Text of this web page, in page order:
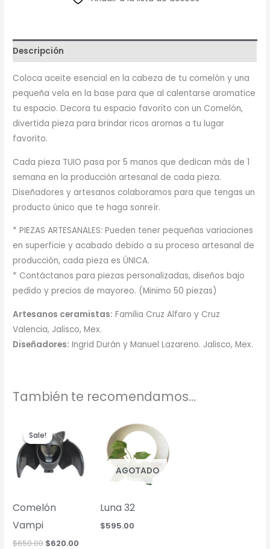
Descripción
Coloca aceite esencial en la cabeza de tu comelón y una
pequeña vela en la base para que al calentarse aromatice
tu espacio. Decora tu espacio favorito con un Comelón,
divertida pieza para brindar ricos aromas a tu lugar
favorito.
Cada pieza TUIO pasa por 5 manos que dedican más de 1
semana en la producción artesanal de cada pieza.
Diseñadores y artesanos colaboramos para que tengas un
producto único que te haga sonreír.
* PIEZAS ARTESANALES: Pueden tener pequeñas variaciones
en superficie y acabado debido a su proceso artesanal de
producción, cada pieza es ÚNICA.
* Contáctanos para piezas personalizadas, diseños bajo
pedido y precios de mayoreo. (Minimo 50 piezas)
Artesanos ceramistas: Familia Cruz Alfaro y Cruz
Valencia, Jalisco, Mex.
Diseñadores: Ingrid Durán y Manuel Lazareno. Jalisco, Mex.
También te recomendamos…
Sale!
Sale!
Comelón
Vampi
$650.00 Original
$620.00
AGOTADO
Luna 32
$595.00